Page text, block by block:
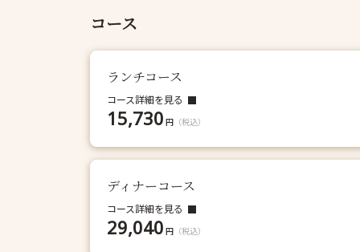
コース
ランチコース
コース詳細を見る
15,730 円 （税込）
ディナーコース
コース詳細を見る
29,040 円 （税込）